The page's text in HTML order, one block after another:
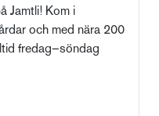
Jamtli! Kom i
och med nära 200
fredag–söndag